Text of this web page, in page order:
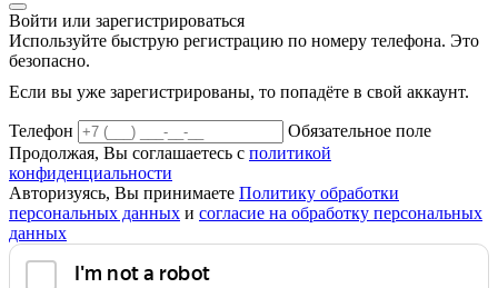
Войти или зарегистрироваться
Используйте быструю регистрацию по номеру телефона. Это
безопасно.
Если вы уже зарегистрированы, то попадёте в свой аккаунт.
Телефон
Обязательное поле
Продолжая, Вы соглашаетесь с политикой
конфиденциальности
Авторизуясь, Вы принимаете Политику обработки
персональных данных и согласие на обработку персональных
данных